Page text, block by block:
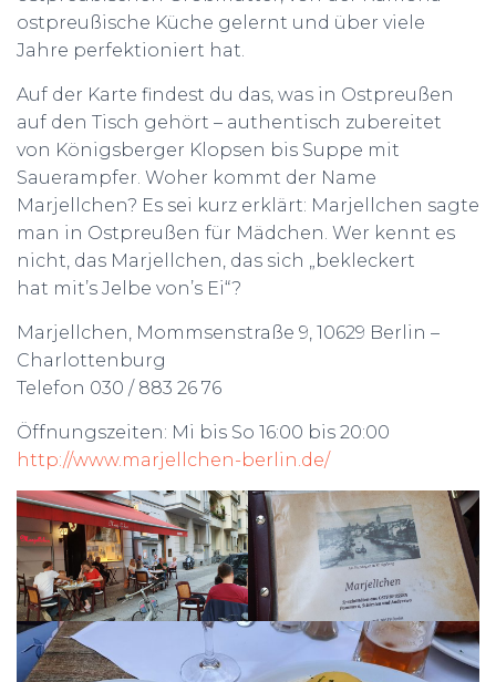
ostpreußische Küche gelernt und über viele
Jahre perfektioniert hat.
Auf der Karte findest du das, was in Ostpreußen
auf den Tisch gehört – authentisch zubereitet
von Königsberger Klopsen bis Suppe mit
Sauerampfer. Woher kommt der Name
Marjellchen? Es sei kurz erklärt: Marjellchen sagte
man in Ostpreußen für Mädchen. Wer kennt es
nicht, das Marjellchen, das sich „bekleckert
hat mit’s Jelbe von’s Ei“?
Marjellchen, Mommsenstraße 9, 10629 Berlin –
Charlottenburg
Telefon 030 / 883 26 76
Öffnungszeiten: Mi bis So 16:00 bis 20:00
http://www.marjellchen-berlin.de/